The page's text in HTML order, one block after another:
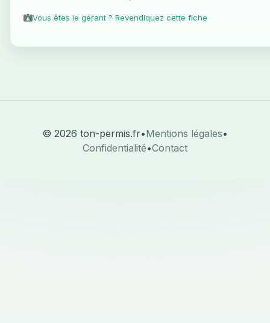
Vous êtes le gérant ? Revendiquez cette fiche
© 2026 ton-permis.fr•Mentions légales•
Confidentialité•Contact